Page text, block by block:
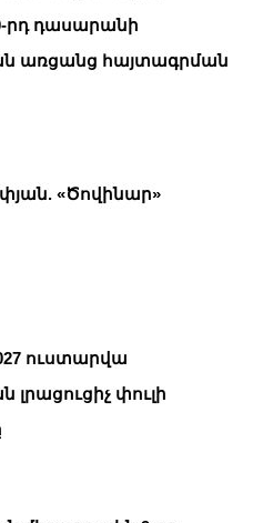
րդ դասարանի
առցանց հայտագրման
«Ծովինար»
ուստարվա
լրացուցիչ փուլի